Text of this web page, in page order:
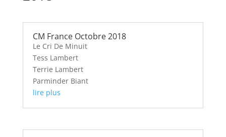
CM France Octobre 2018
Le Cri De Minuit
Tess Lambert
Terrie Lambert
Parminder Biant
lire plus